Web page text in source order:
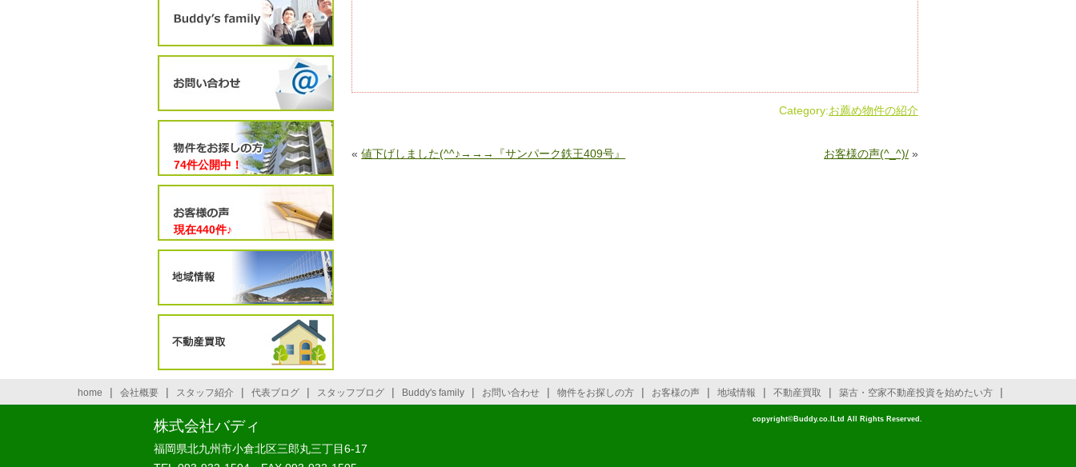
Category:お薦め物件の紹介
«値下げしました(^^♪→→→『サンパーク鉄王409号』 お客様の声(^_^)/ »
74件公開中！
現在440件♪
home | 会社概要 | スタッフ紹介 | 代表ブログ | スタッフブログ | Buddy's family | お問い合わせ | 物件をお探しの方 | お客様の声 | 地域情報 | 不動産買取 | 築古・空家不動産投資を始めたい方 |
株式会社バディ
福岡県北九州市小倉北区三郎丸三丁目6-17
copyright©Buddy.co.lLtd All Rights Reserved.